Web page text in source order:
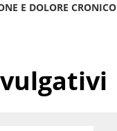
E DOLORE CRONICO